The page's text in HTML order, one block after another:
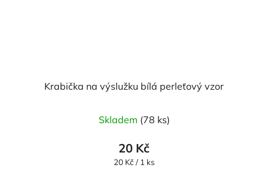
Krabička na výslužku bílá perleťový vzor
Skladem (78 ks)
20 Kč
Měrná
20 Kč / 1 ks